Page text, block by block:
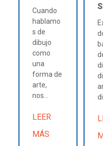
Cuando
hablamo
s de
dibujo
como
una
forma de
arte,
nos...
LEER
MÁS
S